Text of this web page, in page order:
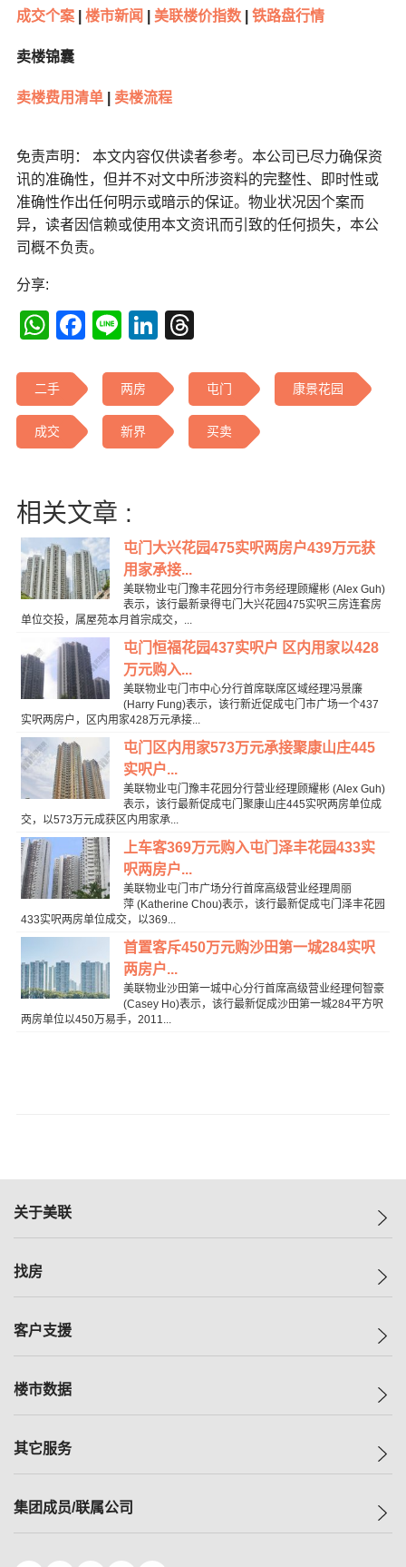
成交个案| 楼市新闻 美联楼价指数| 铁路盘行情
卖楼锦囊
卖楼费用清单| 卖楼流程
免责声明： 本文内容仅供读者参考。本公司已尽力确保资
讯的准确性，但并不对文中所涉资料的完整性、即时性或
准确性作出任何明示或暗示的保证。物业状况因个案而
异，读者因信赖或使用本文资讯而引致的任何损失，本公
司概不负责。
分享:
WhatsApp
Facebook
LineLinkedIn
二手 两房 屯门 康景花园
成交 新界 买卖
相关文章 :
屯门大兴花园475实呎两房户439万元获
用家承接...
美联物业屯门豫丰花园分行市务经理顾耀彬 (Alex Guh)
表示，该行最新录得屯门大兴花园475实呎三房连套房
单位交投，属屋苑本月首宗成交，...
屯门恒福花园437实呎户 区内用家以428
万元购入...
美联物业屯门市中心分行首席联席区域经理冯景廉
(Harry Fung)表示，该行新近促成屯门市广场一个437
实呎两房户，区内用家428万元承接...
屯门区内用家573万元承接聚康山庄445
实呎户...
美联物业屯门豫丰花园分行营业经理顾耀彬 (Alex Guh)
表示，该行最新促成屯门聚康山庄445实呎两房单位成
交，以573万元成获区内用家承...
上车客369万元购入屯门泽丰花园433实
呎两房户...
美联物业屯门巿广场分行首席高级营业经理周丽
萍 (Katherine Chou)表示，该行最新促成屯门泽丰花园
433实呎两房单位成交，以369...
首置客斥450万元购沙田第一城284实呎
两房户...
美联物业沙田第一城中心分行首席高级营业经理何智豪
(Casey Ho)表示，该行最新促成沙田第一城284平方呎
两房单位以450万易手，2011...
关于美联
美联集团
人才招募
找房
一手新房
减价
美联豪宅
独家楼盘
租房
客户支援
自助放盘
查询热线
按揭计算机
负担能力计算机
转按计算机
楼市数据
指数
历史成交
其它服务
小区专页
集团成员/联属公司
美联物业